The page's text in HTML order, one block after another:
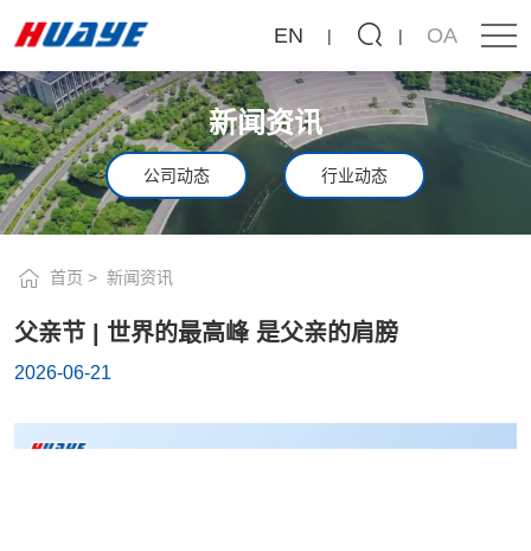
EN OA
父
亲
节
|
世
界
的
高
峰
是
新闻资讯
公司动态 行业动态
首页 新闻资讯
父亲节 | 世界的最高峰 是父亲的肩膀
2026-06-21